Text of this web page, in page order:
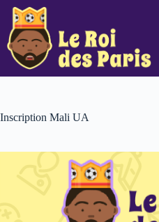
Passer
contenu
Inscription Mali UA